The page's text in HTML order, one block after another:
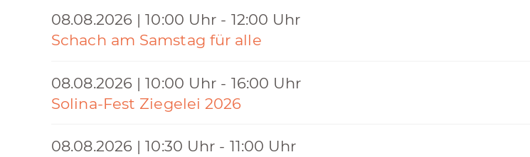
08.08.2026 | 10:00 Uhr - 12:00 Uhr
Schach am Samstag für alle
08.08.2026 | 10:00 Uhr - 16:00 Uhr
Solina-Fest Ziegelei 2026
08.08.2026 | 10:30 Uhr - 11:00 Uhr